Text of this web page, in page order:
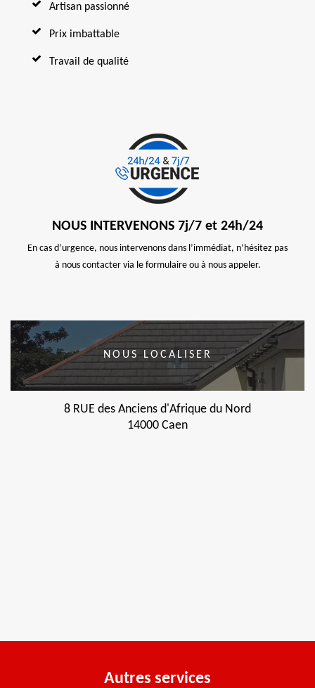
Artisan passionné
Prix imbattable
Travail de qualité
NOUS INTERVENONS 7j/7 et 24h/24
En cas d’urgence, nous intervenons dans l’immédiat, n’hésitez pas
à nous contacter via le formulaire ou à nous appeler.
NOUS LOCALISER
8 RUE des Anciens d'Afrique du Nord
14000 Caen
Autres services